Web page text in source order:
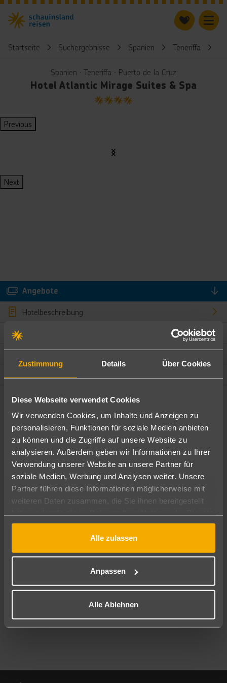
Zustimmung Details Über Cookies
Diese Webseite verwendet Cookies
Wir verwenden Cookies, um Inhalte und Anzeigen zu
personalisieren, Funktionen für soziale Medien anbieten
zu können und die Zugriffe auf unsere Website zu
analysieren. Außerdem geben wir Informationen zu Ihrer
Verwendung unserer Website an unsere Partner für
soziale Medien, Werbung und Analysen weiter. Unsere
Partner führen diese Informationen möglicherweise mit
weiteren Daten zusammen, die Sie ihnen bereitgestellt
gesammelt haben.
Alle zulassen
Anpassen
Alle Ablehnen
Startseite Suchergebnisse Spanien Teneriffa
Spanien ∙ Teneriffa ∙ Puerto de la Cruz
Hotel Atlantic Mirage Suites & Spa
4
Previous
Next
Angebote
Hotelbeschreibung
Bewertungen
Ändere die Kriterien nach deinen Wünschen
Pauschal Nur Hotel
Abflughafen
Alle Abflughäfen
08.08.26–06.08.27 7-21 Nächte
Mehr Filter anzeigen